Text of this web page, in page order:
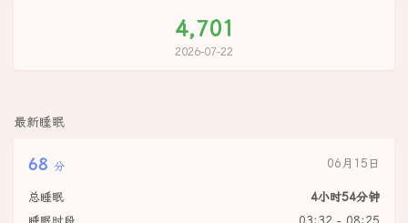
4,701
2026-07-22
最新睡眠
68 分 06月15日
总睡眠
4小时54分钟